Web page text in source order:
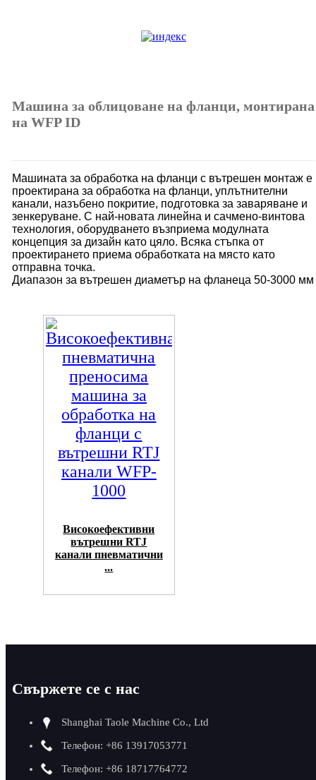
Машина за облицоване на фланци, монтирана
на WFP ID
Машината за обработка на фланци с вътрешен монтаж е
проектирана за обработка на фланци, уплътнителни
канали, назъбено покритие, подготовка за заваряване и
зенкеруване. С най-новата линейна и сачмено-винтова
технология, оборудването възприема модулната
концепция за дизайн като цяло. Всяка стъпка от
проектирането приема обработката на място като
отправна точка.
Диапазон за вътрешен диаметър на фланеца 50-3000 мм
Високоефективни
вътрешни RTJ
канали пневматични
...
Свържете се с нас
Shanghai Taole Machine Co., Ltd
Телефон: +86 13917053771
Телефон: +86 18717764772